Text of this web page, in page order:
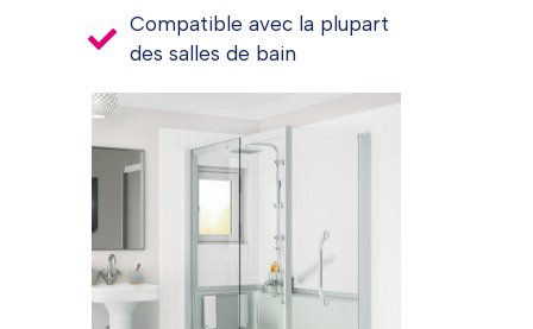
Compatible avec la plupart
des salles de bain